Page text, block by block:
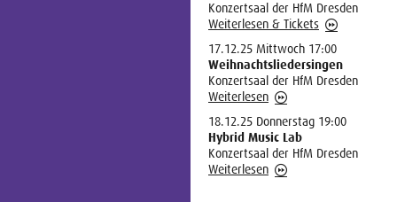
Konzertsaal der HfM Dresden
Weiterlesen & Tickets
17.12.25 Mittwoch 17:00
Weihnachtsliedersingen
Konzertsaal der HfM Dresden
Weiterlesen
18.12.25 Donnerstag 19:00
Hybrid Music Lab
Konzertsaal der HfM Dresden
Weiterlesen